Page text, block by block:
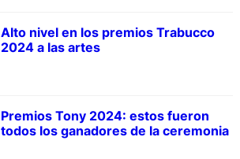
Alto nivel en los premios Trabucco
2024 a las artes
Premios Tony 2024: estos fueron
todos los ganadores de la ceremonia